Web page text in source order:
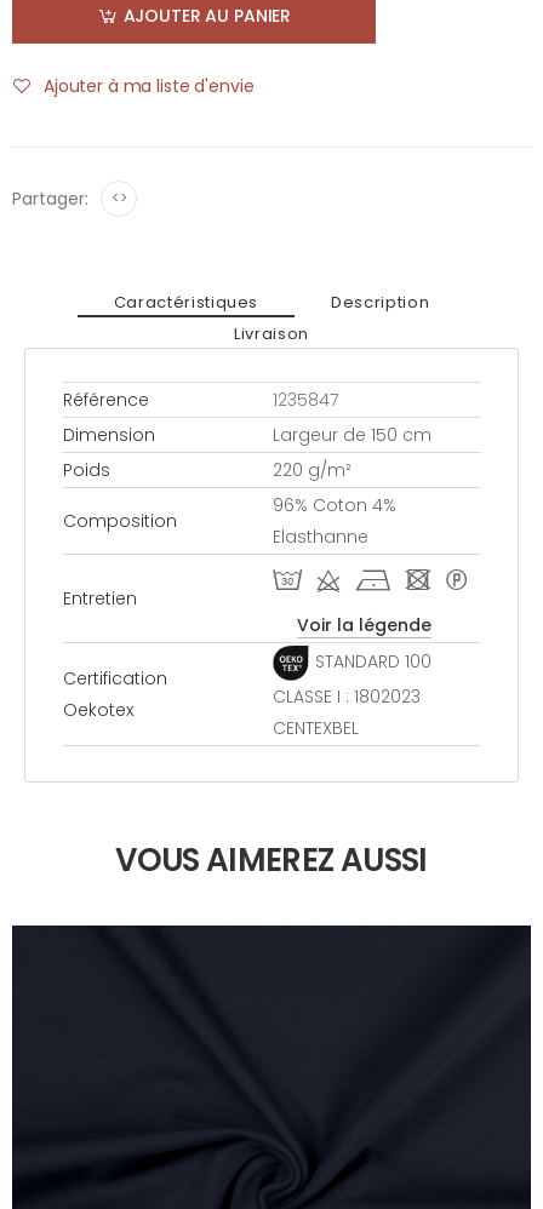
AJOUTER AU PANIER
Ajouter à ma liste d'envie
Partager: <>
Caractéristiques
Description
Livraison
Référence
1235847
Dimension
Largeur de 150 cm
Poids
220 g/m²
Composition
96% Coton 4%
Elasthanne
Entretien
T d h - *
Voir la légende
Certification
Oekotex
STANDARD 100
CLASSE I : 1802023
CENTEXBEL
VOUS AIMEREZ AUSSI